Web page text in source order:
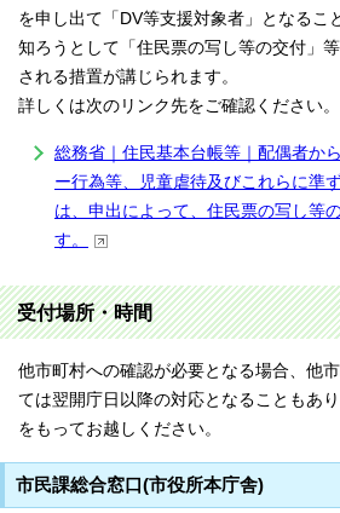
を申し出て「DV等支援対象者」となるこ
知ろうとして「住民票の写し等の交付」
される措置が講じられます。
詳しくは次のリンク先をご確認ください。
総務省｜住民基本台帳等｜配偶者か
ー行為等、児童虐待及びこれらに準
は、申出によって、住民票の写し等
す。
受付場所・時間
他市町村への確認が必要となる場合、他
ては翌開庁日以降の対応となることもあ
をもってお越しください。
市民課総合窓口(市役所本庁舎)